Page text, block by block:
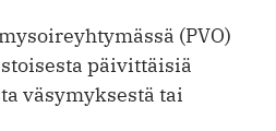
(PVO)
päivittäisiä
väsymyksestä tai